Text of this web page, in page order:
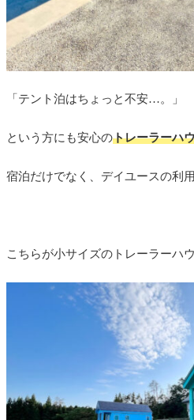
「テント泊はちょっと不安…。」
という方にも安心のトレーラーハ
宿泊だけでなく、デイユースの利
こちらが小サイズのトレーラーハウ